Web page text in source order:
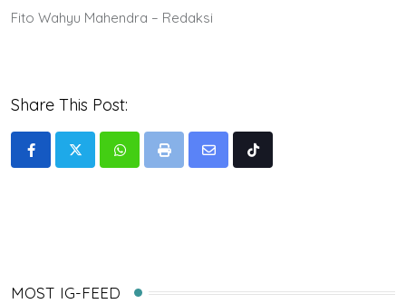
Fito Wahyu Mahendra – Redaksi
Share This Post:
WhatsappPrint
Share
Tiktok
MOST IG-FEED